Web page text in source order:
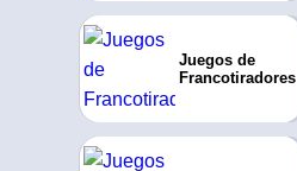
Juegos de
Francotiradores